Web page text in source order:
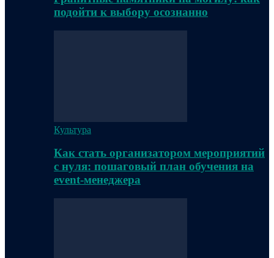
подойти к выбору осознанно
Культура
Как стать организатором мероприятий
с нуля: пошаговый план обучения на
event-менеджера